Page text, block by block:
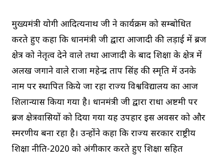
मुख्यमंत्री योगी आदित्यनाथ जी ने कार्यक्रम को सम्बोधित
करते हुए कहा कि प्रधानमंत्री जी द्वारा आजादी की लड़ाई में ब्रज
क्षेत्र को नेतृत्व देने वाले तथा आजादी के बाद शिक्षा के क्षेत्र में
अलख जगाने वाले राजा महेन्द्र प्रताप सिंह की स्मृति में उनके
नाम पर स्थापित किये जा रहा राज्य विश्वविद्यालय का आज
शिलान्यास किया गया है। प्रधानमंत्री जी द्वारा राधा अष्टमी पर
ब्रज क्षेत्रवासियों को दिया गया यह उपहार इस अवसर को और
स्मरणीय बना रहा है। उन्होंने कहा कि राज्य सरकार राष्ट्रीय
शिक्षा नीति-2020 को अंगीकार करते हुए शिक्षा सहित